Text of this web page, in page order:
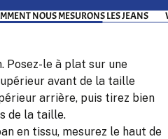
NOUS MESURONS LES JEANS
Posez-le à plat sur une
avant de la taille
arrière, puis tirez bien
de la taille.
en tissu, mesurez le haut de